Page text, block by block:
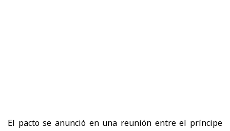
El pacto se anunció en una reunión entre el príncipe